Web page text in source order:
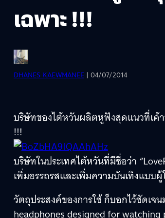
เฉพาะ !!!
DHANES KAEWMANEE | 04/07/2014
บริษัทของไต้หวันผลิตหูฟังสุดแนวที่เค้
!!!
บริษัทในประเทศไต้หวันที่มีชื่อว่า
เพิ่มอรรถรสและเพิ่มความบันเทิงแบบ
วัตถุประสงค์ของการใช้ ก็บอกไว้ชัดเ
headphones designed for watching